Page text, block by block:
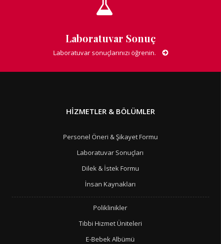
Laboratuvar Sonuç
Laboratuvar sonuçlarınızı öğrenin.
HIZMETLER & BÖLÜMLER
Personel Öneri & Şikayet Formu
Laboratuvar Sonuçları
Dilek & İstek Formu
İnsan Kaynakları
Poliklinikler
Tıbbi Hizmet Üniteleri
E-Bebek Albümü